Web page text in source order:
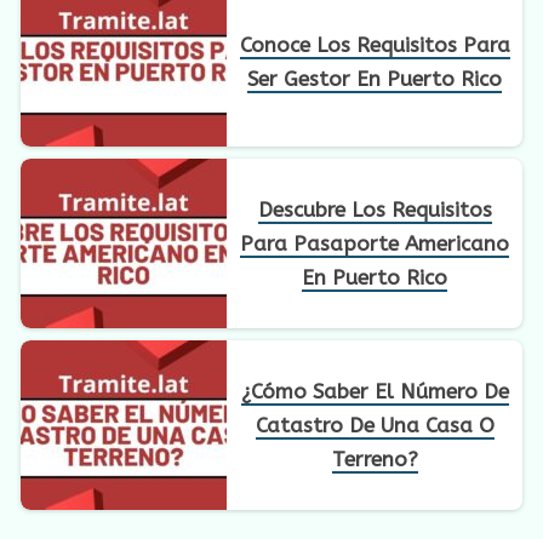
Conoce Los Requisitos Para
Ser Gestor En Puerto Rico
Descubre Los Requisitos
Para Pasaporte Americano
En Puerto Rico
¿Cómo Saber El Número De
Catastro De Una Casa O
Terreno?